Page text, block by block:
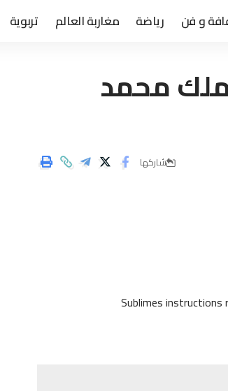
و فن رياضة مغاربة العالم تربوية
محمد
شاركها
Sublimes instructions